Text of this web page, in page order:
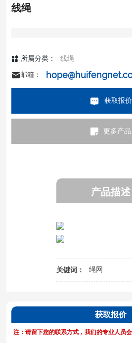
线绳
所属分类： 线绳
邮箱：
获取报价
更多产品
产品描述
关键词： 绳网
获取报价
注：请留下您的联系方式，我们的专业人员